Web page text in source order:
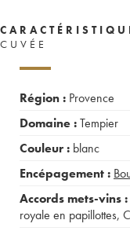
CUVÉE
Région : Provence
Domaine :Tempier
Couleur : blanc
Encépagement :
Accords mets-vins :
royale en papillottes,